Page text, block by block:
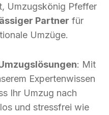
Umzugskönig Pfeffer
Partner für
Umzüge.
: Mit
Expertenwissen
Ihr Umzug nach
und stressfrei wie